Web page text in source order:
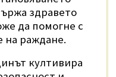
здравето
да помогне с
на раждане.
култивира